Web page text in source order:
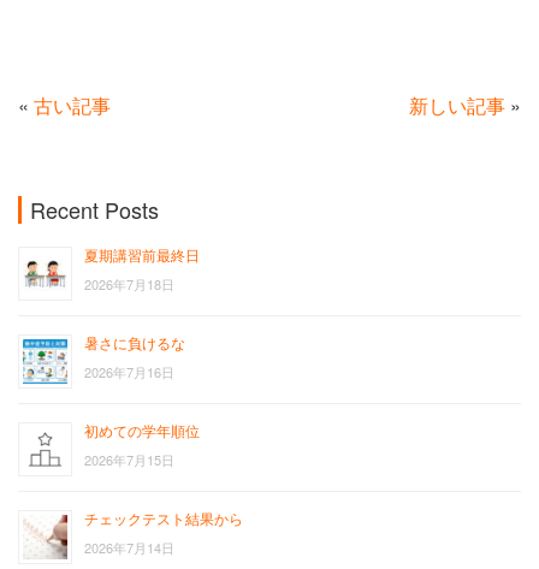
« 古い記事 新しい記事 »
Recent Posts
夏期講習前最終日
2026年7月18日
暑さに負けるな
2026年7月16日
初めての学年順位
2026年7月15日
チェックテスト結果から
2026年7月14日